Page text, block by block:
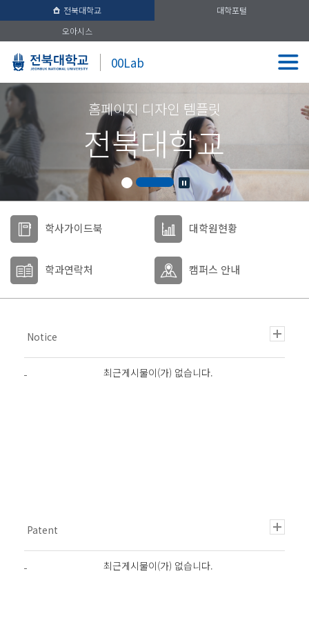
전북대학교
대학포털
오아시스
00Lab
홈페이지 디자인 템플릿
전북대학교
학사가이드북 대학원현황
학과연락처 캠퍼스 안내
최근게시물이(가) 없습니다.
최근게시물이(가) 없습니다.